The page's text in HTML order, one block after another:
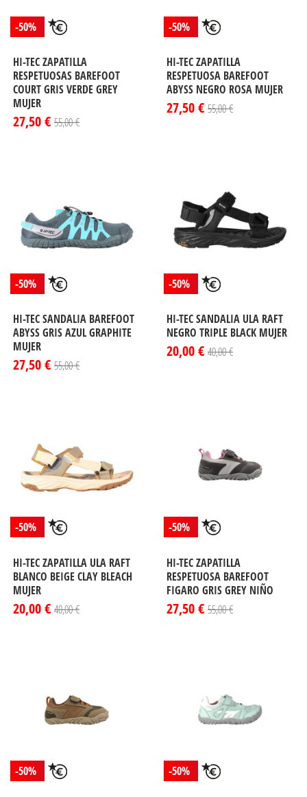
-50%
HI-TEC ZAPATILLA
RESPETUOSAS BAREFOOT
COURT GRIS VERDE GREY
MUJER
27,50 € 55,00 €
-50%
HI-TEC ZAPATILLA
RESPETUOSA BAREFOOT
ABYSS NEGRO ROSA MUJER
27,50 € 55,00 €
-50%
HI-TEC SANDALIA BAREFOOT
ABYSS GRIS AZUL GRAPHITE
MUJER
27,50 € 55,00 €
-50%
HI-TEC SANDALIA ULA RAFT
NEGRO TRIPLE BLACK MUJER
20,00 € 40,00 €
-50%
HI-TEC ZAPATILLA ULA RAFT
BLANCO BEIGE CLAY BLEACH
MUJER
20,00 € 40,00 €
-50%
HI-TEC ZAPATILLA
RESPETUOSA BAREFOOT
FIGARO GRIS GREY NIÑO
27,50 € 55,00 €
-50% -50%